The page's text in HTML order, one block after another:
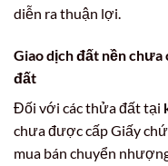
diễn ra thuận lợi.
Giao dịch đất nền
đất
Đối với các thửa đất tại
chưa được cấp Giấy
mua bán chuyển